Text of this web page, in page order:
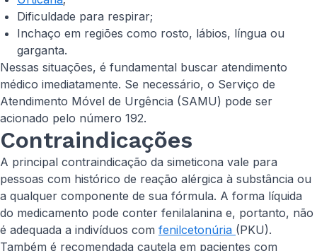
Dificuldade para respirar;
Inchaço em regiões como rosto, lábios, língua ou
garganta.
Nessas situações, é fundamental buscar atendimento
médico imediatamente. Se necessário, o Serviço de
Atendimento Móvel de Urgência (SAMU) pode ser
acionado pelo número 192.
Contraindicações
A principal contraindicação da simeticona vale para
pessoas com histórico de reação alérgica à substância ou
a qualquer componente de sua fórmula. A forma líquida
do medicamento pode conter fenilalanina e, portanto, não
é adequada a indivíduos com fenilcetonúria (PKU).
Também é recomendada cautela em pacientes com